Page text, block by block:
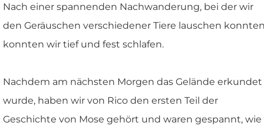
Nach einer spannenden Nachwanderung, bei der wir
den Geräuschen verschiedener Tiere lauschen
konnten wir tief und fest schlafen.
Nachdem am nächsten Morgen das Gelände erkundet
wurde, haben wir von Rico den ersten Teil der
Geschichte von Mose gehört und waren gespannt, wie